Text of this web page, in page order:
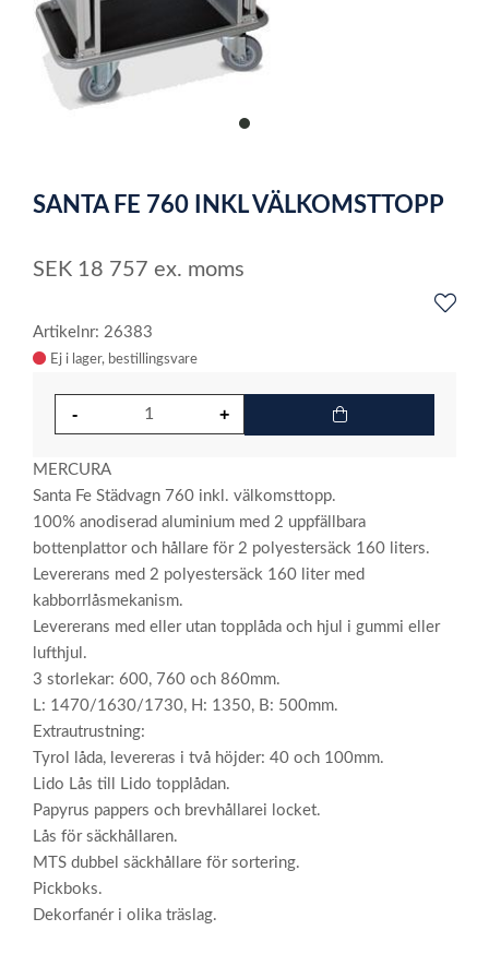
item
of
SANTA FE 760 INKL VÄLKOMSTTOPP
SEK 18 757 ex. moms
Artikelnr: 26383
Ej i lager
MERCURA
Santa Fe Städvagn 760 inkl. välkomsttopp.
100% anodiserad aluminium med 2 uppfällbara
bottenplattor och hållare för 2 polyestersäck 160 liters.
Levererans med 2 polyestersäck 160 liter med
kabborrlåsmekanism.
Levererans med eller utan topplåda och hjul i gummi eller
lufthjul.
3 storlekar: 600, 760 och 860mm.
L: 1470/1630/1730, H: 1350, B: 500mm.
Extrautrustning:
Tyrol låda, levereras i två höjder: 40 och 100mm.
Lido Lås till Lido topplådan.
Papyrus pappers och brevhållarei locket.
Lås för säckhållaren.
MTS dubbel säckhållare för sortering.
Pickboks.
Dekorfanér i olika träslag.